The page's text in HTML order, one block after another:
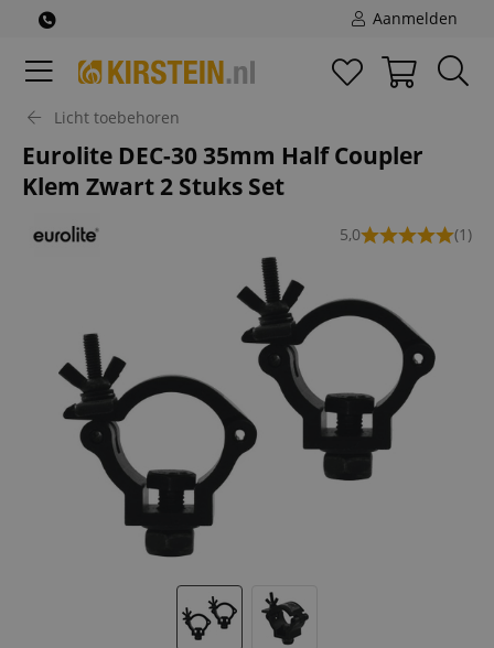
Aanmelden
Licht toebehoren
Eurolite DEC-30 35mm Half Coupler
Klem Zwart 2 Stuks Set
5,0 (1)